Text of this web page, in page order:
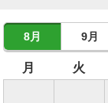
8月 9月
月 火